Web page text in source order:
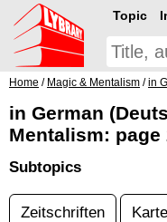
Topic
Home / Magic & Mentalism /in
in German
Mentalism: page
Subtopics
Zeitschriften